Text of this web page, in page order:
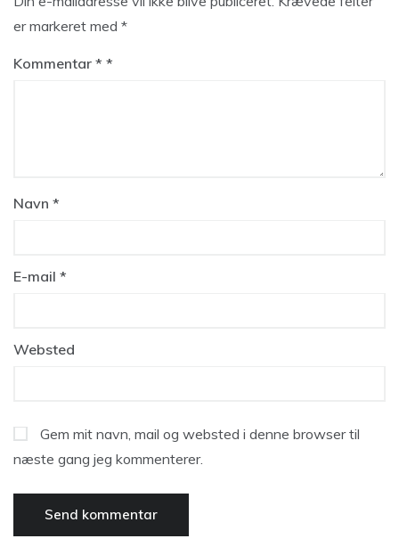
er markeret med *
Kommentar *
Navn *
E-mail *
Websted
Gem mit navn, mail og websted i denne browser til
næste gang jeg kommenterer.